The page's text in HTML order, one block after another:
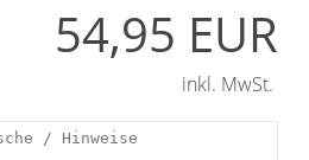
54,95 EUR
inkl. MwSt.